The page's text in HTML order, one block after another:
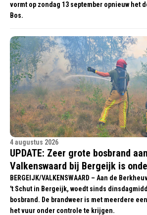
vormt op zondag 13 september opnieuw het
Bos.
4 augustus 2026
UPDATE: Zeer grote bosbrand
Valkenswaard bij Bergeijk is
BERGEIJK/VALKENSWAARD – Aan de
't Schut in Bergeijk, woedt sinds
bosbrand. De brandweer is met meerdere
het vuur onder controle te krijgen.